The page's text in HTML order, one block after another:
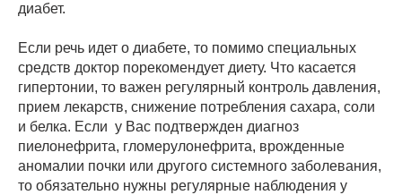
диабет.
Если речь идет о диабете, то помимо специальных
средств доктор порекомендует диету. Что касается
гипертонии, то важен регулярный контроль давления,
прием лекарств, снижение потребления сахара, соли
и белка. Если у Вас подтвержден диагноз
пиелонефрита, гломерулонефрита, врожденные
аномалии почки или другого системного заболевания,
то обязательно нужны регулярные наблюдения у